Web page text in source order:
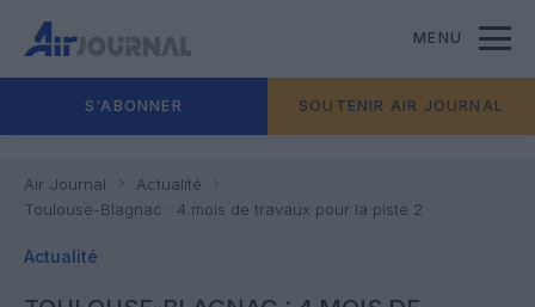
MENU
S'ABONNER SOUTENIR AIR JOURNAL
Air Journal
Actualité
Toulouse-Blagnac : 4 mois de travaux pour la piste 2
Actualité